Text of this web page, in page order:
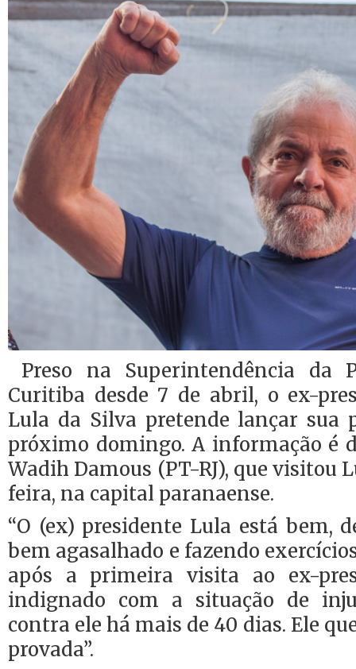
Preso na Superintendência da
Curitiba desde 7 de abril, o ex-
Lula da Silva pretende lançar sua
próximo domingo. A informação é
Wadih Damous (PT-RJ), que visitou
feira, na capital paranaense.
“O (ex) presidente Lula está bem,
bem agasalhado e fazendo
após a primeira visita ao ex-
indignado com a situação de
contra ele há mais de 40 dias. Ele
provada”.